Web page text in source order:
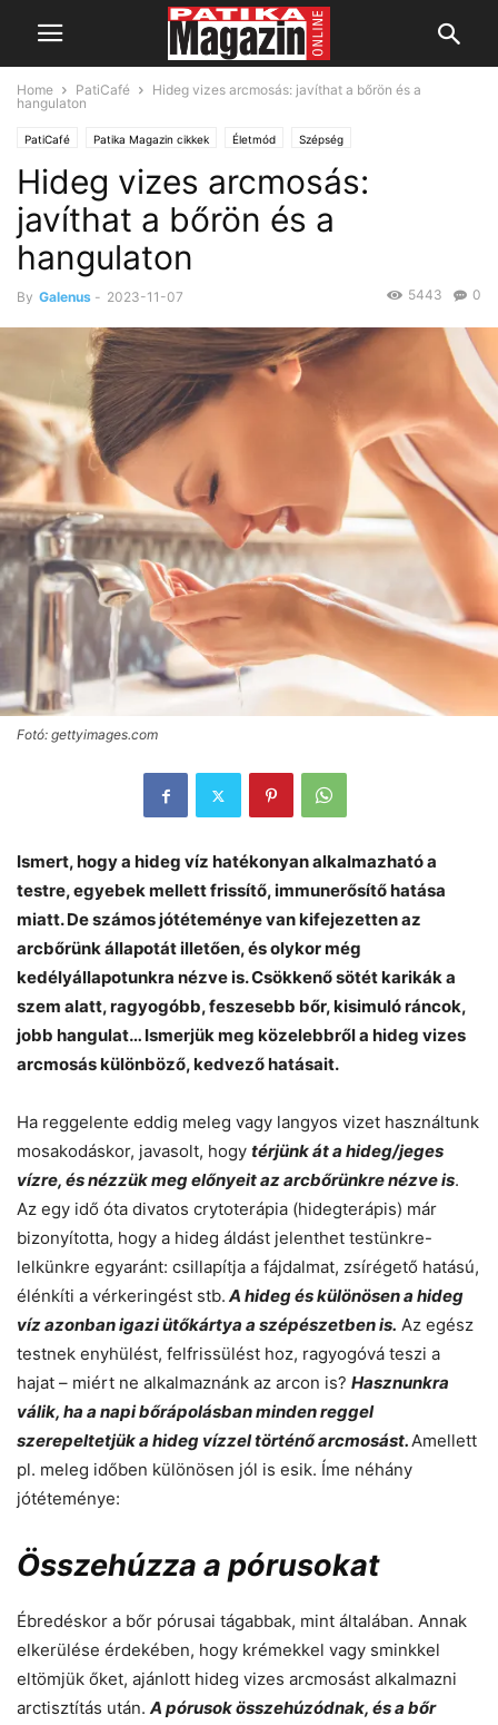
Home PatiCafé
Hideg vizes arcmosás: javíthat a bőrön és a
hangulaton
PatiCafé Patika Magazin cikkek Életmód Szépség
Hideg vizes arcmosás:
javíthat a bőrön és a
hangulaton
By Galenus - 2023-11-07 0
5443
Fotó: gettyimages.com
Ismert, hogy a hideg víz hatékonyan alkalmazható a
testre, egyebek mellett frissítő, immunerősítő hatása
miatt. De számos jótéteménye van kifejezetten az
arcbőrünk állapotát illetően, és olykor még
kedélyállapotunkra nézve is. Csökkenő sötét karikák a
szem alatt, ragyogóbb, feszesebb bőr, kisimuló ráncok,
jobb hangulat… Ismerjük meg közelebbről a hideg vizes
arcmosás különböző, kedvező hatásait.
Ha reggelente eddig meleg vagy langyos vizet használtunk
mosakodáskor, javasolt, hogy térjünk át a hideg/jeges
vízre, és nézzük meg előnyeit az arcbőrünkre nézve is.
Az egy idő óta divatos crytoterápia (hidegterápis) már
bizonyította, hogy a hideg áldást jelenthet testünkre-
lelkünkre egyaránt: csillapítja a fájdalmat, zsírégető hatású,
élénkíti a vérkeringést stb. A hideg és különösen a hideg
víz azonban igazi ütőkártya a szépészetben is. Az egész
testnek enyhülést, felfrissülést hoz, ragyogóvá teszi a
hajat – miért ne alkalmaznánk az arcon is? Hasznunkra
válik, ha a napi bőrápolásban minden reggel
szerepeltetjük a hideg vízzel történő arcmosást.Amellett
pl. meleg időben különösen jól is esik. Íme néhány
jótéteménye:
Összehúzza a pórusokat
Ébredéskor a bőr pórusai tágabbak, mint általában. Annak
elkerülése érdekében, hogy krémekkel vagy sminkkel
eltömjük őket, ajánlott hideg vizes arcmosást alkalmazni
arctisztítás után. A pórusok összehúzódnak, és a bőr